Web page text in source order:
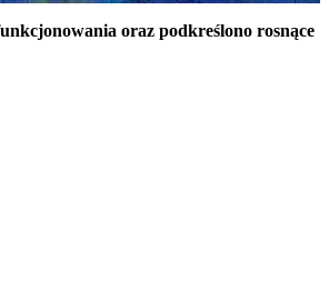
oraz podkreślono rosnące